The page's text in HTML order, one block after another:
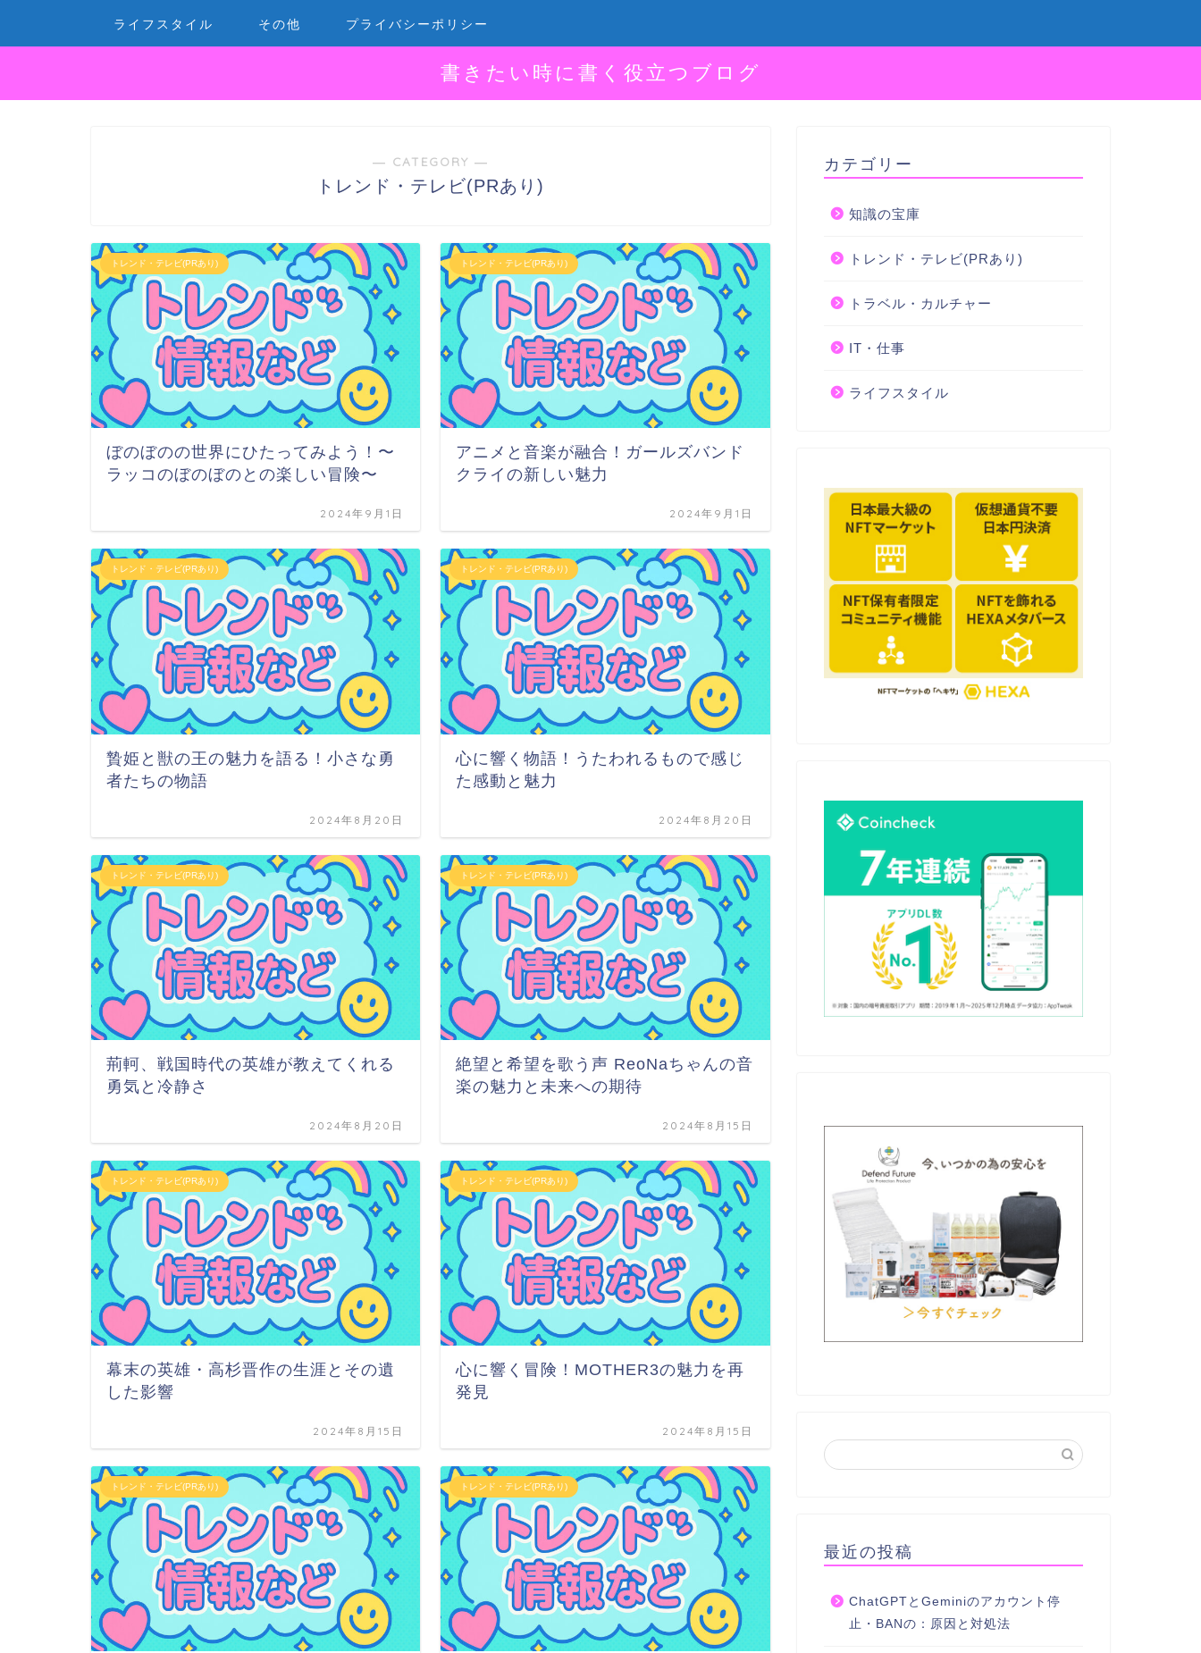
ライフスタイル その他 プライバシーポリシー
書きたい時に書く役立つブログ
― CATEGORY ―
トレンド・テレビ(PRあり)
トレンド・テレビ(PRあり)
ぼのぼのの世界にひたってみよう！〜
ラッコのぼのぼのとの楽しい冒険〜
2024年9月1日
トレンド・テレビ(PRあり)
アニメと音楽が融合！ガールズバンド
クライの新しい魅力
2024年9月1日
トレンド・テレビ(PRあり)
贄姫と獣の王の魅力を語る！小さな勇
者たちの物語
2024年8月20日
トレンド・テレビ(PRあり)
心に響く物語！うたわれるもので感じ
た感動と魅力
2024年8月20日
トレンド・テレビ(PRあり)
荊軻、戦国時代の英雄が教えてくれる
勇気と冷静さ
2024年8月20日
トレンド・テレビ(PRあり)
絶望と希望を歌う声 ReoNaちゃんの音
楽の魅力と未来への期待
2024年8月15日
トレンド・テレビ(PRあり)
幕末の英雄・高杉晋作の生涯とその遺
した影響
2024年8月15日
トレンド・テレビ(PRあり)
心に響く冒険！MOTHER3の魅力を再
発見
2024年8月15日
トレンド・テレビ(PRあり) トレンド・テレビ(PRあり)
カテゴリー
知識の宝庫
トレンド・テレビ(PRあり)
トラベル・カルチャー
IT・仕事
ライフスタイル
最近の投稿
ChatGPTとGeminiのアカウント停
止・BANの：原因と対処法